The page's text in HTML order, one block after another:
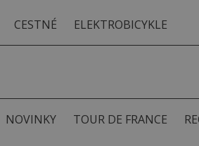
CESTNÉ ELEKTROBICYKLE
NOVINKY TOUR DE FRANCE